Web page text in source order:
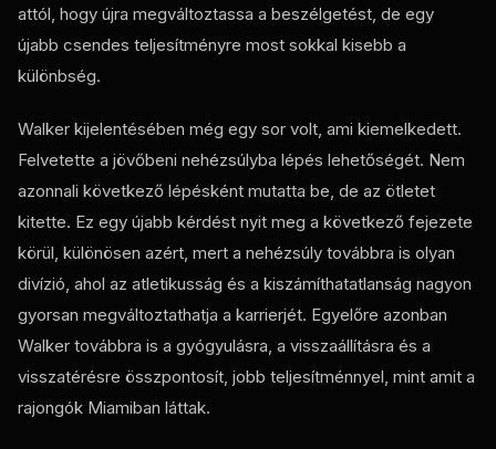
attól, hogy újra megváltoztassa a beszélgetést, de egy
újabb csendes teljesítményre most sokkal kisebb a
különbség.
Walker kijelentésében még egy sor volt, ami kiemelkedett.
Felvetette a jövőbeni nehézsúlyba lépés lehetőségét. Nem
azonnali következő lépésként mutatta be, de az ötletet
kitette. Ez egy újabb kérdést nyit meg a következő fejezete
körül, különösen azért, mert a nehézsúly továbbra is olyan
divízió, ahol az atletikusság és a kiszámíthatatlanság nagyon
gyorsan megváltoztathatja a karrierjét. Egyelőre azonban
Walker továbbra is a gyógyulásra, a visszaállításra és a
visszatérésre összpontosít, jobb teljesítménnyel, mint amit a
rajongók Miamiban láttak.